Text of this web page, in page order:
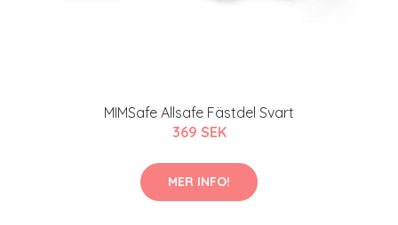
MIMSafe Allsafe Fästdel Svart
369 SEK
MER INFO!